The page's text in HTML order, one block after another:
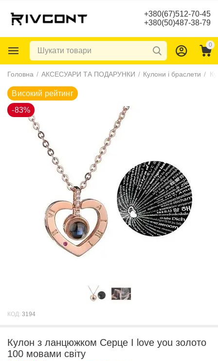
+380(67)512-70-45
+380(50)487-38-79
0
Головна / АКСЕСУАРИ ТА ПОДАРУНКИ / Кулони і браслети /
КОД: 3194
Кулон з ланцюжком Серце I love you золото
100 мовами світу